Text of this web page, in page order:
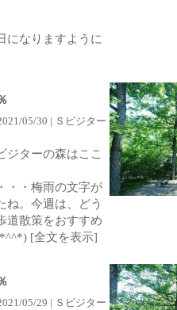
になりますように
05/30 | Ｓビジター
ジターの森はここ
・・梅雨の文字が
ね。今週は、どう
道散策をおすすめ
[全文を表示]
05/29 | Ｓビジター